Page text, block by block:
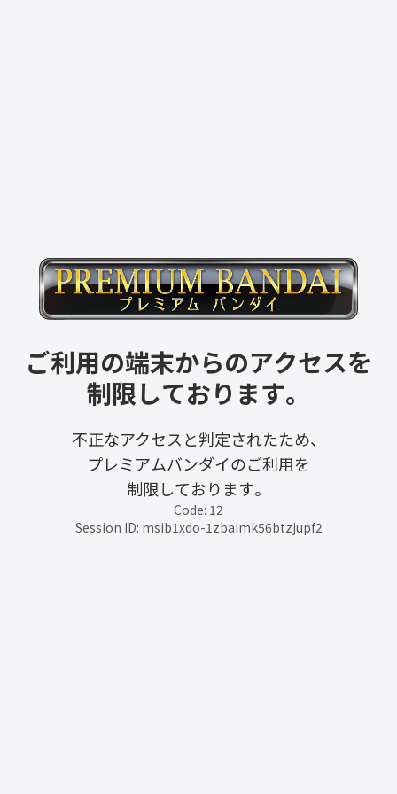
ご利用の端末からのアクセスを
制限しております。
不正なアクセスと判定されたため、
プレミアムバンダイのご利用を
制限しております。
Code: 12
Session ID: msib1xdo-1zbaimk56btzjupf2